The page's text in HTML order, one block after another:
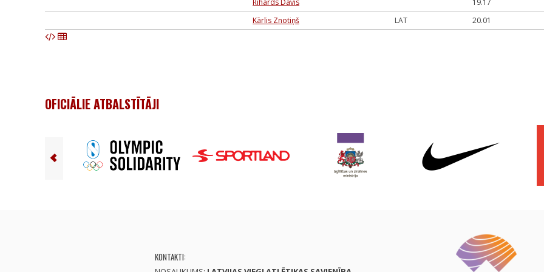
Rihards Dāvis
19.17
Kārlis Znotiņš
LAT 20.01
OFICIĀLIE ATBALSTĪTĀJI
KONTAKTI: